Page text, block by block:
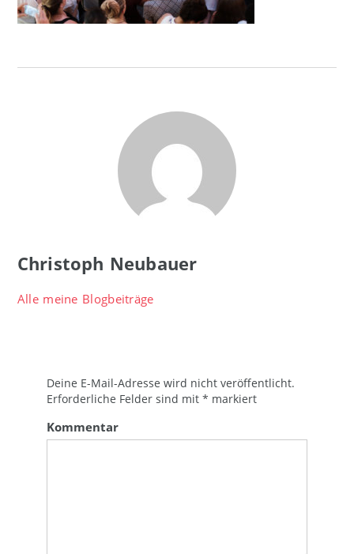
Christoph Neubauer
Alle meine Blogbeiträge
Deine E-Mail-Adresse wird nicht veröffentlicht.
Erforderliche Felder sind mit* markiert
Kommentar